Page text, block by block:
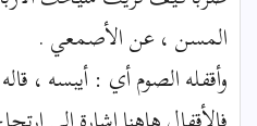
المسن ، عن الأصمعي .
وأقفله الصوم أي : أيبسه ،